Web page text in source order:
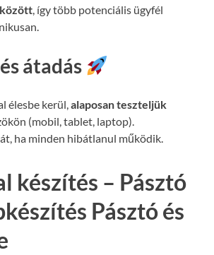
, így több potenciális ügyfél
átadás
élesbe kerül,alaposan teszteljük
(mobil, tablet, laptop).
ha minden hibátlanul működik.
készítés – Pásztó
Pásztó és